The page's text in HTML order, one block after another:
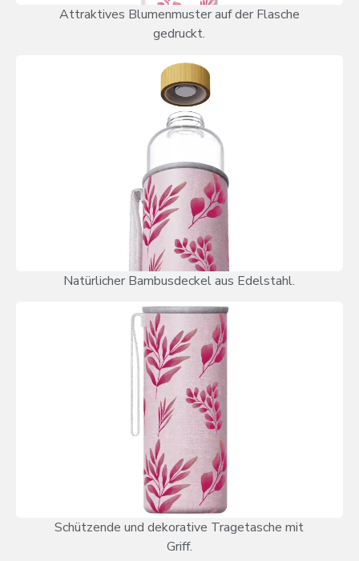
Attraktives Blumenmuster auf der Flasche
gedruckt.
Natürlicher Bambusdeckel aus Edelstahl.
Schützende und dekorative Tragetasche mit
Griff.